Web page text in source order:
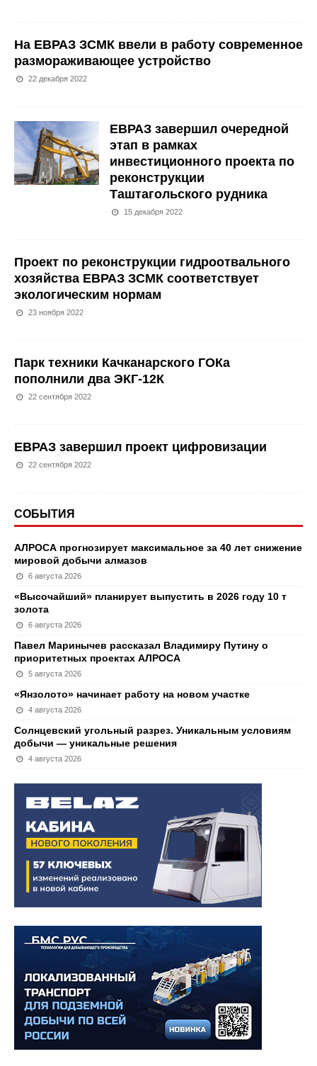
На ЕВРАЗ ЗСМК ввели в работу современное
размораживающее устройство
22 декабря 2022
ЕВРАЗ завершил очередной
этап в рамках
инвестиционного проекта по
реконструкции
Таштагольского рудника
15 декабря 2022
Проект по реконструкции гидроотвального
хозяйства ЕВРАЗ ЗСМК соответствует
экологическим нормам
23 ноября 2022
Парк техники Качканарского ГОКа
пополнили два ЭКГ-12К
22 сентября 2022
ЕВРАЗ завершил проект цифровизации
22 сентября 2022
СОБЫТИЯ
АЛРОСА прогнозирует максимальное за 40 лет снижение
мировой добычи алмазов
6 августа 2026
«Высочайший» планирует выпустить в 2026 году 10 т
золота
6 августа 2026
Павел Маринычев рассказал Владимиру Путину о
приоритетных проектах АЛРОСА
5 августа 2026
«Янзолото» начинает работу на новом участке
4 августа 2026
Солнцевский угольный разрез. Уникальным условиям
добычи — уникальные решения
4 августа 2026